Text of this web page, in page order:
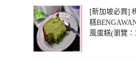
[新加坡必買]
糕
風蛋糕(瀏覽：